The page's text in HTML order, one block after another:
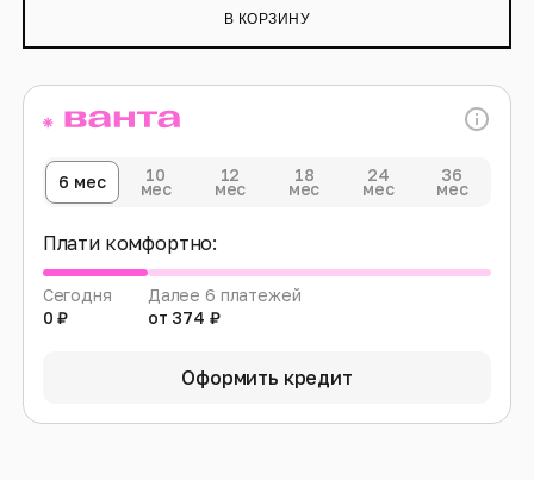
В КОРЗИНУ
6 мес 10
мес
12
мес
18
мес
24
мес
36
мес
Плати комфортно:
Сегодня
0 ₽
Далее 6 платежей
от 374 ₽
Оформить кредит